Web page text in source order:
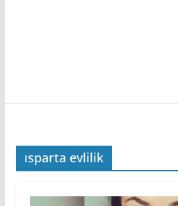
ısparta evlilik